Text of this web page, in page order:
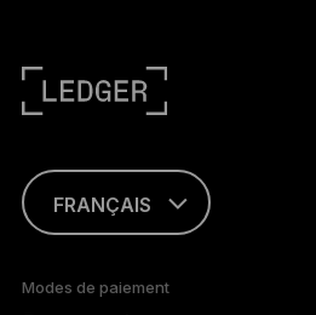
FRANÇAIS
Modes de paiement